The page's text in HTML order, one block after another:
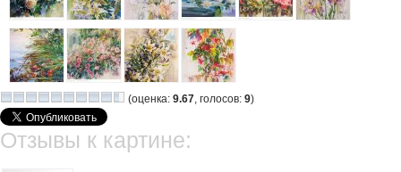
(оценка: 9.67, голосов: 9)
Отзывы к картине: